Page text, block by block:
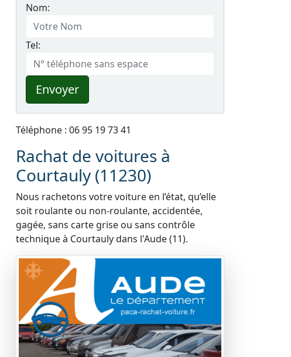
Nom:
Tel:
Envoyer
Téléphone : 06 95 19 73 41
Rachat de voitures à
Courtauly (11230)
Nous rachetons votre voiture en l’état, qu’elle
soit roulante ou non-roulante, accidentée,
gagée, sans carte grise ou sans contrôle
technique à Courtauly dans l'Aude (11).